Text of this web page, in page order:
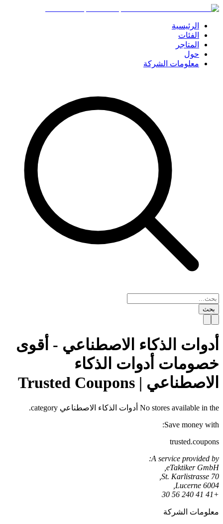
الرئيسية
الفئات
المتاجر
حول
معلومات الشركة
بحث
أدوات الذكاء الاصطناعي - أقوى
خصومات أدوات الذكاء
الاصطناعي | Trusted Coupons
No stores available in the أدوات الذكاء الاصطناعي
Save money with:
trusted.coupons
A service provided by:
eTaktiker GmbH,
St. Karlistrasse 70,
6004 Lucerne,
+41 41 240 56 30
معلومات الشركة